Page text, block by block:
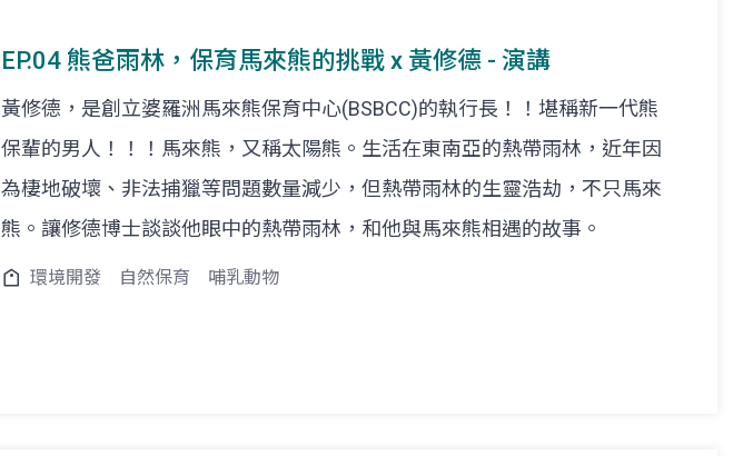
EP.04 熊爸雨林，保育馬來熊的挑戰 x 黃修德 - 演講
黃修德，是創立婆羅洲馬來熊保育中心(BSBCC)的執行長！！堪稱新一代熊
保輩的男人！！！馬來熊，又稱太陽熊。生活在東南亞的熱帶雨林，近年因
為棲地破壞、非法捕獵等問題數量減少，但熱帶雨林的生靈浩劫，不只馬來
熊。讓修德博士談談他眼中的熱帶雨林，和他與馬來熊相遇的故事。
環境開發 自然保育 哺乳動物